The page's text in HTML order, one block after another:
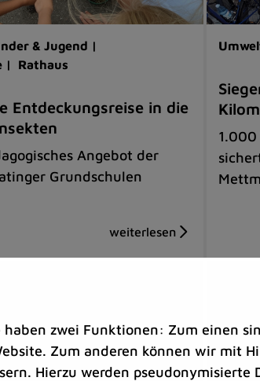
& Jugend |
|
Rathaus
Entdeckungsreise in die
Angebot der
Grundschulen
1.000
haben zwei Funktionen: Zum einen
Zum anderen können wir mit
Hierzu werden pseudonymisierte